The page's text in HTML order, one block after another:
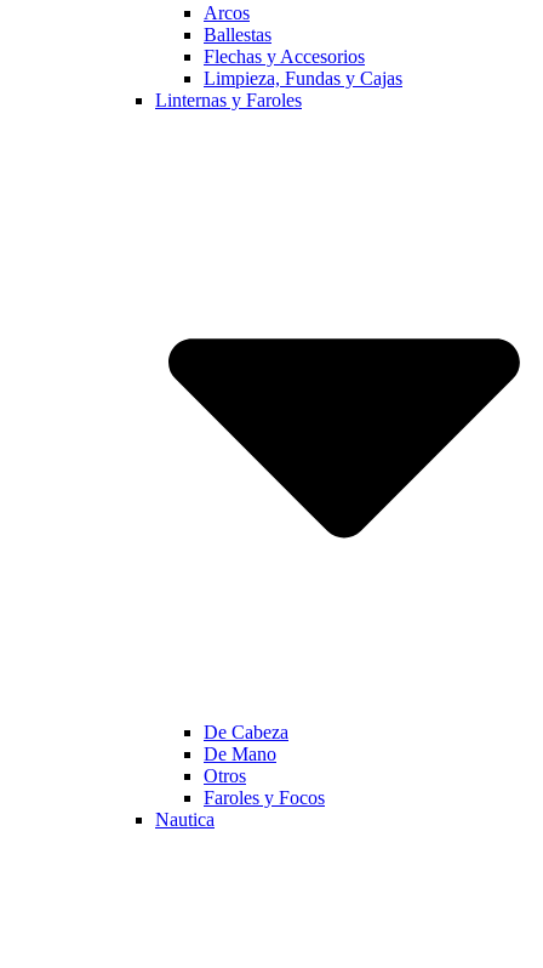
Arcos
Ballestas
Flechas y Accesorios
Limpieza, Fundas y Cajas
Linternas y Faroles
De Cabeza
De Mano
Otros
Faroles y Focos
Nautica